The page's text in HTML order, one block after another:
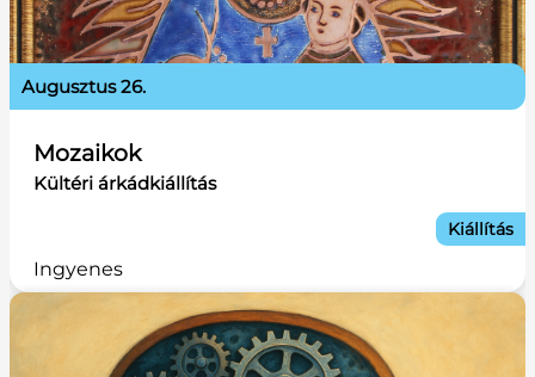
Mozaikok
Kültéri árkádkiállítás
augusztus 26.
Ingyenes
Kiállítás